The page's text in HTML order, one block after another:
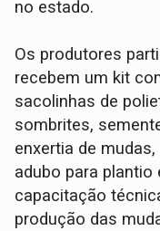
no estado.
Os produtores
recebem um kit
sacolinhas de
sombrites,
enxertia de
adubo para plantio
capacitação
produção das